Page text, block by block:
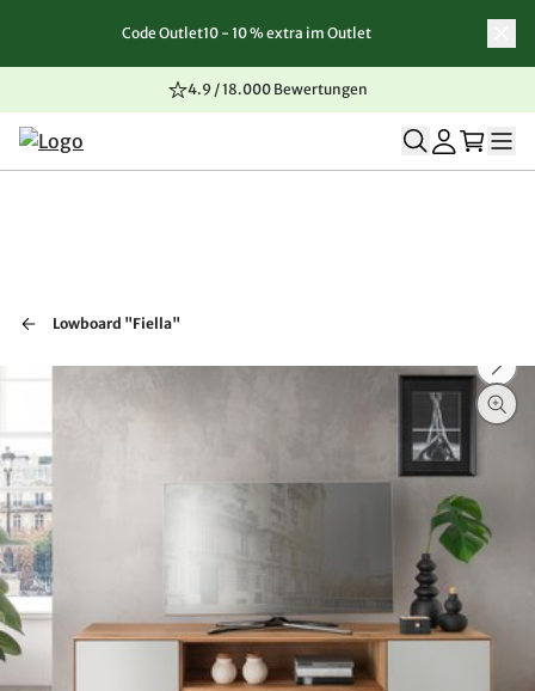
Zum Inhalt springen
Zur Navigation springen
Zum Seitenende springen
Code Outlet10 - 10 % extra im Outlet
4.9 / 18.000 Bewertungen
Lowboard "Fiella"